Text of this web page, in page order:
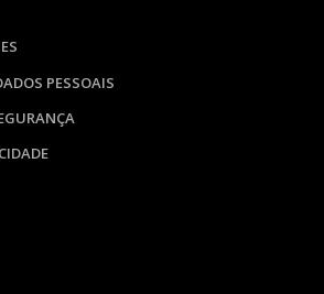
PESSOAIS